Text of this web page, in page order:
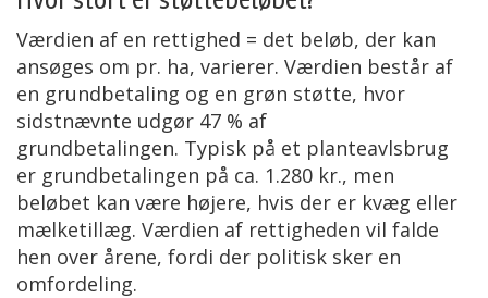
Værdien af en rettighed = det beløb, der kan
ansøges om pr. ha, varierer. Værdien består af
en grundbetaling og en grøn støtte, hvor
sidstnævnte udgør 47 % af
grundbetalingen. Typisk på et planteavlsbrug
er grundbetalingen på ca. 1.280 kr., men
beløbet kan være højere, hvis der er kvæg eller
mælketillæg. Værdien af rettigheden vil falde
hen over årene, fordi der politisk sker en
omfordeling.